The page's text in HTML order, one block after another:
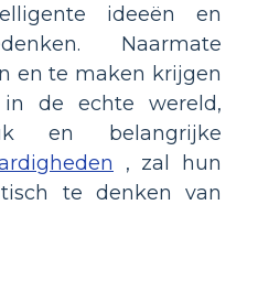
ideeën en
Naarmate
en te maken krijgen
de echte wereld,
en belangrijke
, zal hun
te denken van